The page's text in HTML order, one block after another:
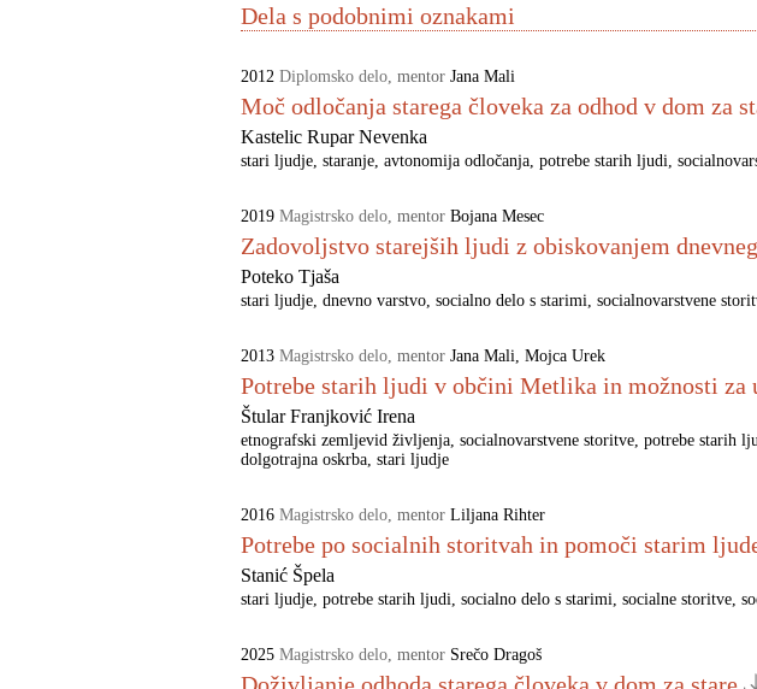
Dela s podobnimi oznakami
2012 Diplomsko delo, mentor Jana Mali
Moč odločanja starega človeka za odhod v dom za
Kastelic Rupar Nevenka
stari ljudje staranje avtonomija odločanja potrebe starih ljudi
2019 Magistrsko delo, mentor Bojana Mesec
Zadovoljstvo starejših ljudi z obiskovanjem
Poteko Tjaša
stari ljudje dnevno varstvo socialno delo s starimi socialnovarstvene
2013 Magistrsko delo, mentor Jana Mali Mojca Urek
Potrebe starih ljudi v občini Metlika in možnosti za
Štular Franjković Irena
etnografski zemljevid življenja socialnovarstvene storitve potrebe starih
dolgotrajna oskrba stari ljudje
2016 Magistrsko delo, mentor Liljana Rihter
Potrebe po socialnih storitvah in pomoči starim
Stanić Špela
stari ljudje potrebe starih ljudi socialno delo s starimi socialne storitve
2025 Magistrsko delo, mentor Srečo Dragoš